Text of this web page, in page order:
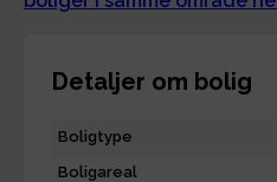
Detaljer om bolig
Boligtype
Boligareal